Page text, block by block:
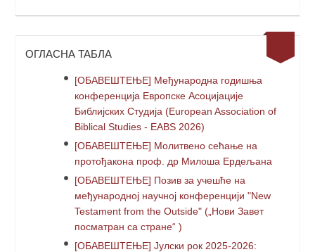
ОГЛАСНА ТАБЛА
[ОБАВЕШТЕЊЕ] Међународна годишња
конференција Европске Асоцијације
Библијских Студија (European Association of
Biblical Studies - EABS 2026)
[ОБАВЕШТЕЊЕ] Молитвено сећање на
протођакона проф. др Милоша Ердељана
[ОБАВЕШТЕЊЕ] Позив за учешће на
међународној научној конференцији "New
Testament from the Outside" („Нови Завет
посматран са стране“ )
[ОБАВЕШТЕЊЕ] Јулски рок 2025-2026: